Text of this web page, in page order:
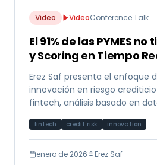
Video VideoConference Talk
El 91% de las PYMES
y Scoring en Tiempo
Erez Saf presenta el enfoque
innovación en riesgo
fintech, análisis basado en
fintech credit risk innovation
enero de 2026 Erez Saf